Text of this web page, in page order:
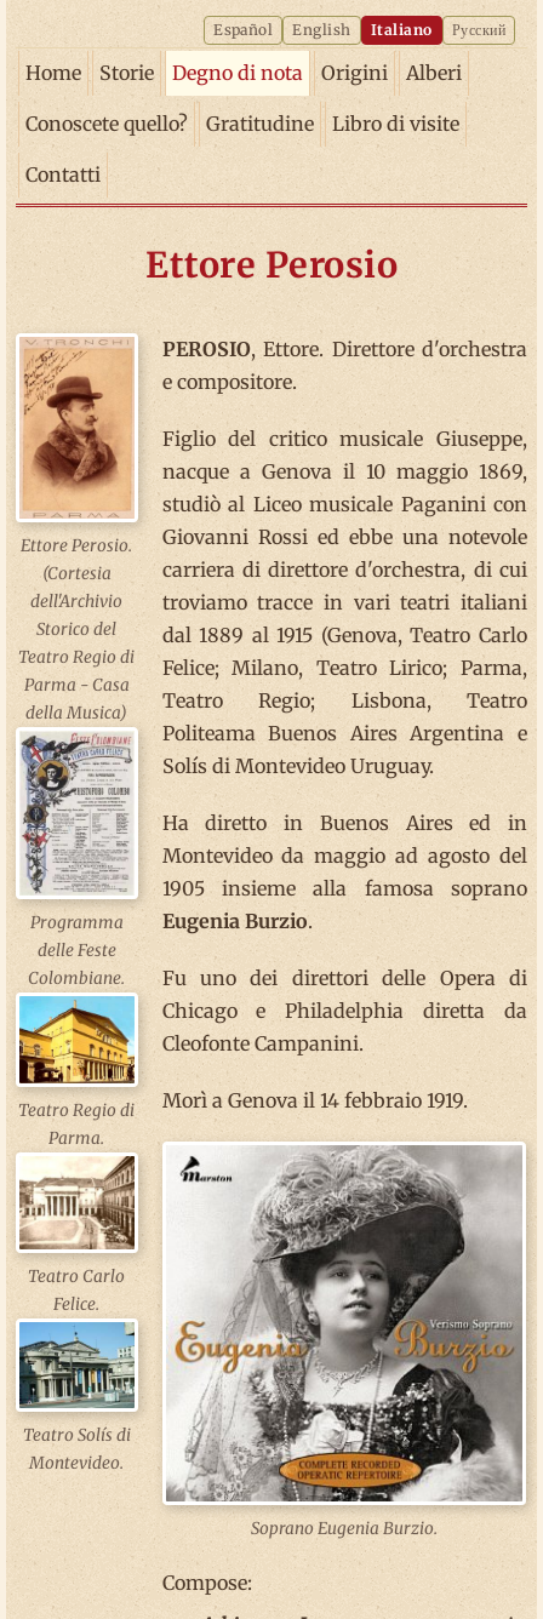
Español English Italiano Русский
Home Storie Degno di nota Origini Alberi
Conoscete quello? Gratitudine Libro di visite
Contatti
Ettore Perosio
Ettore Perosio.
(Cortesia
dell'Archivio
Storico del
Teatro Regio di
Parma - Casa
della Musica)
Programma
delle Feste
Colombiane.
Teatro Regio di
Parma.
Teatro Carlo
Felice.
Teatro Solís di
Montevideo.
PEROSIO, Ettore. Direttore d'orchestra
e compositore.
Figlio del critico musicale Giuseppe,
nacque a Genova il 10 maggio 1869,
studiò al Liceo musicale Paganini con
Giovanni Rossi ed ebbe una notevole
carriera di direttore d'orchestra, di cui
troviamo tracce in vari teatri italiani
dal 1889 al 1915 (Genova, Teatro Carlo
Felice; Milano, Teatro Lirico; Parma,
Teatro Regio; Lisbona, Teatro
Politeama Buenos Aires Argentina e
Solís di Montevideo Uruguay.
Ha diretto in Buenos Aires ed in
Montevideo da maggio ad agosto del
1905 insieme alla famosa soprano
Eugenia Burzio.
Fu uno dei direttori delle Opera di
Chicago e Philadelphia diretta da
Cleofonte Campanini.
Morì a Genova il 14 febbraio 1919.
Soprano Eugenia Burzio.
Compose: